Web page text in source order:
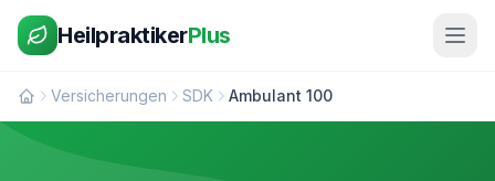
HeilpraktikerPlus
Versicherungen SDK Ambulant 100